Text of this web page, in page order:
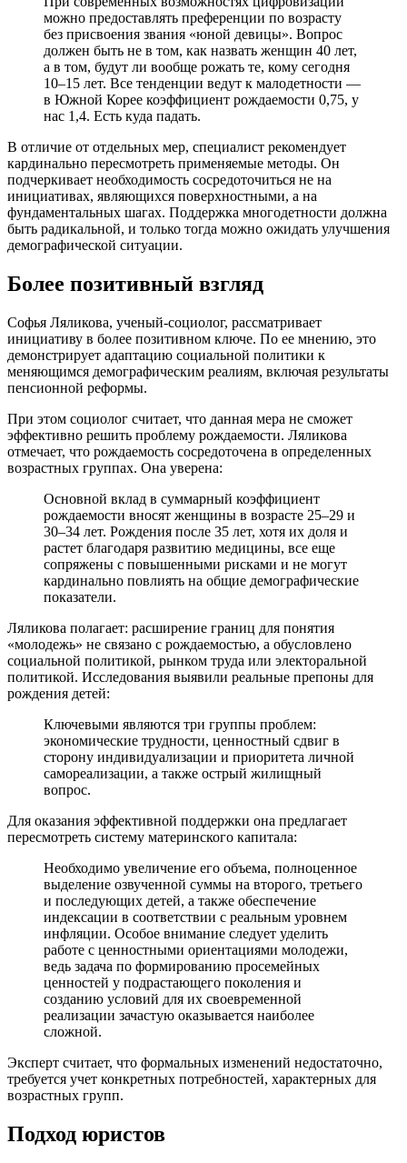
можно предоставлять преференции по возрасту
без присвоения звания «юной девицы». Вопрос
должен быть не в том, как назвать женщин 40 лет,
а в том, будут ли вообще рожать те, кому сегодня
10–15 лет. Все тенденции ведут к малодетности —
в Южной Корее коэффициент рождаемости 0,75, у
нас 1,4. Есть куда падать.
В отличие от отдельных мер, специалист рекомендует
кардинально пересмотреть применяемые методы. Он
подчеркивает необходимость сосредоточиться не на
инициативах, являющихся поверхностными, а на
фундаментальных шагах. Поддержка многодетности должна
быть радикальной, и только тогда можно ожидать улучшения
демографической ситуации.
Более позитивный взгляд
Софья Ляликова, ученый-социолог, рассматривает
инициативу в более позитивном ключе. По ее мнению, это
демонстрирует адаптацию социальной политики к
меняющимся демографическим реалиям, включая результаты
пенсионной реформы.
При этом социолог считает, что данная мера не сможет
эффективно решить проблему рождаемости. Ляликова
отмечает, что рождаемость сосредоточена в определенных
возрастных группах. Она уверена:
Основной вклад в суммарный коэффициент
рождаемости вносят женщины в возрасте 25–29 и
30–34 лет. Рождения после 35 лет, хотя их доля и
растет благодаря развитию медицины, все еще
сопряжены с повышенными рисками и не могут
кардинально повлиять на общие демографические
показатели.
Ляликова полагает: расширение границ для понятия
«молодежь» не связано с рождаемостью, а обусловлено
социальной политикой, рынком труда или электоральной
политикой. Исследования выявили реальные препоны для
рождения детей:
Ключевыми являются три группы проблем:
экономические трудности, ценностный сдвиг в
сторону индивидуализации и приоритета личной
самореализации, а также острый жилищный
вопрос.
Для оказания эффективной поддержки она предлагает
пересмотреть систему материнского капитала:
Необходимо увеличение его объема, полноценное
выделение озвученной суммы на второго, третьего
и последующих детей, а также обеспечение
индексации в соответствии с реальным уровнем
инфляции. Особое внимание следует уделить
работе с ценностными ориентациями молодежи,
ведь задача по формированию просемейных
ценностей у подрастающего поколения и
созданию условий для их своевременной
реализации зачастую оказывается наиболее
сложной.
Эксперт считает, что формальных изменений недостаточно,
требуется учет конкретных потребностей, характерных для
возрастных групп.
Подход юристов